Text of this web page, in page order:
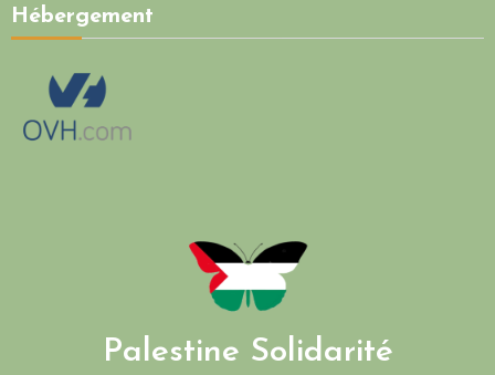
Hébergement
Palestine Solidarité